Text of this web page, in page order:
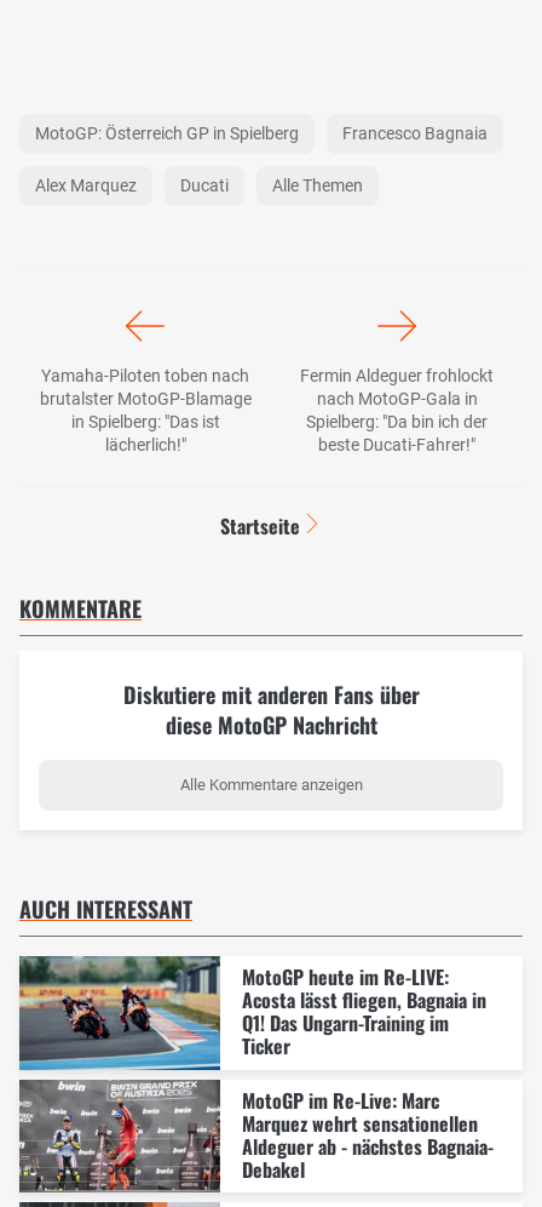
MotoGP: Österreich GP in Spielberg Francesco Bagnaia
Alex Marquez Ducati Alle Themen
Yamaha-Piloten toben nach
brutalster MotoGP-Blamage
in Spielberg: "Das ist
lächerlich!"
Fermin Aldeguer frohlockt
nach MotoGP-Gala in
Spielberg: "Da bin ich der
beste Ducati-Fahrer!"
Startseite
KOMMENTARE
Diskutiere mit anderen Fans über
diese MotoGP Nachricht
Alle Kommentare anzeigen
AUCH INTERESSANT
MotoGP heute im Re-LIVE:
Acosta lässt fliegen, Bagnaia in
Q1! Das Ungarn-Training im
Ticker
MotoGP im Re-Live: Marc
Marquez wehrt sensationellen
Aldeguer ab - nächstes Bagnaia-
Debakel